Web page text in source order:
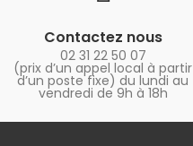
Contactez nous
02 31 22 50 07
(prix d’un appel local à partir
d’un poste fixe) du lundi au
vendredi de 9h à 18h